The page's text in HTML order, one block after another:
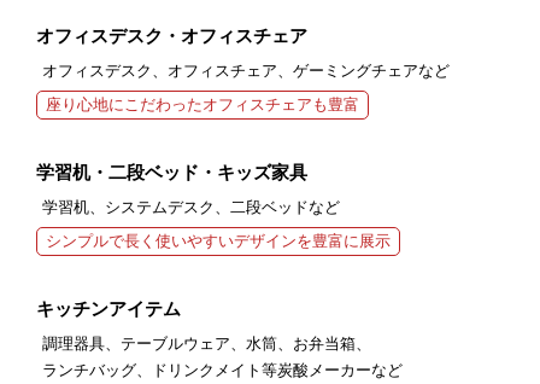
オフィスデスク・オフィスチェア
オフィスデスク、オフィスチェア、ゲーミングチェアなど
座り心地にこだわったオフィスチェアも豊富
学習机・二段ベッド・キッズ家具
学習机、システムデスク、二段ベッドなど
シンプルで長く使いやすいデザインを豊富に展示
キッチンアイテム
調理器具、テーブルウェア、水筒、お弁当箱、
ランチバッグ、ドリンクメイト等炭酸メーカーなど